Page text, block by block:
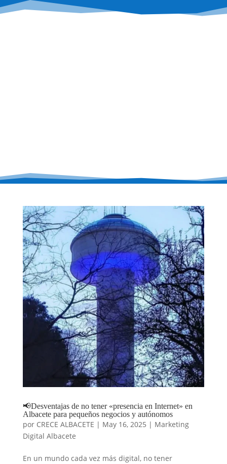
📢Desventajas de no tener «presencia en Internet» en
Albacete para pequeños negocios y autónomos
por CRECE ALBACETE | May 16, 2025 | Marketing
Digital Albacete
En un mundo cada vez más digital, no tener